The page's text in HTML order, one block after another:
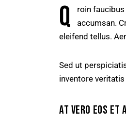
Q
roin
accumsan.
eleifend tellus.
Sed ut
inventore
AT VERO EOS ET